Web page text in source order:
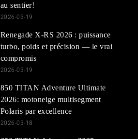
au sentier!
2026-03-19
Renegade X-RS 2026 : puissance
turbo, poids et précision — le vrai
compromis
2026-03-19
850 TITAN Adventure Ultimate
2026: motoneige multisegment
Polaris par excellence
2026-03-18